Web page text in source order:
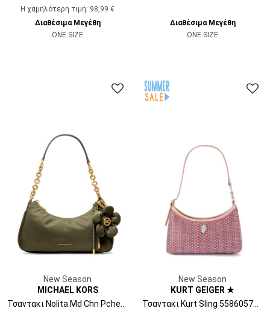
Η χαμηλότερη τιμή: 98,99 €
Διαθέσιμα Μεγέθη
ONE SIZE
Διαθέσιμα Μεγέθη
ONE SIZE
New Season
MICHAEL KORS
New Season
KURT GEIGER ★